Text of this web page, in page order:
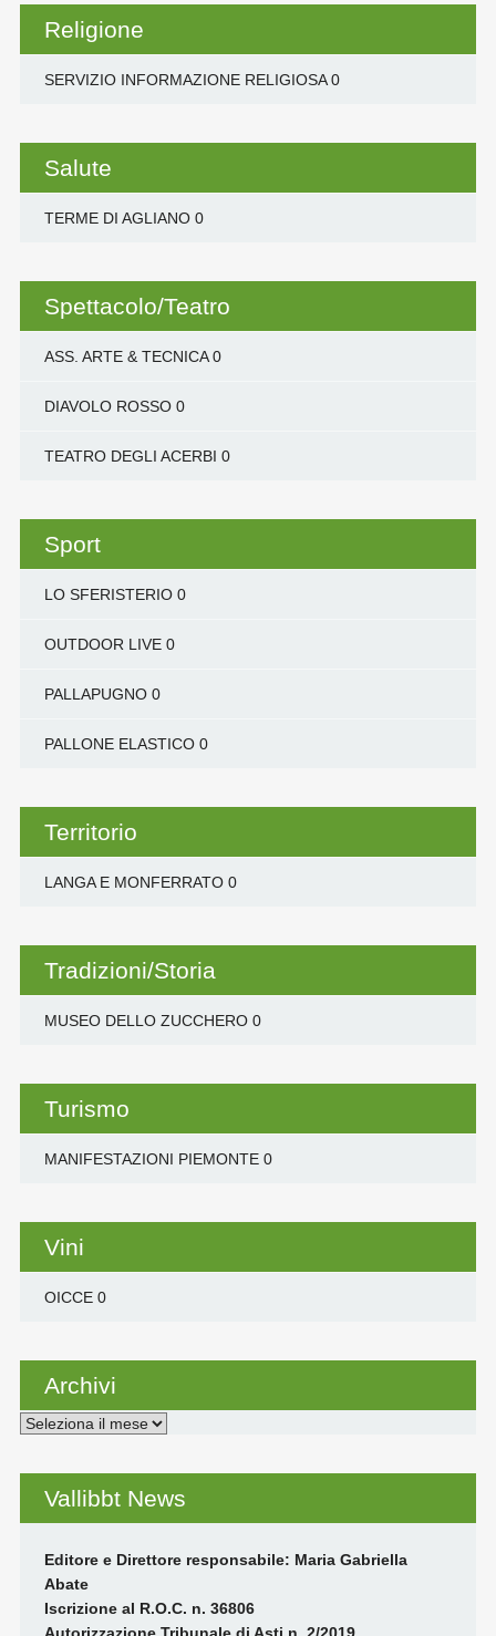
Religione
SERVIZIO INFORMAZIONE RELIGIOSA0
Salute
TERME DI AGLIANO0
Spettacolo/Teatro
ASS. ARTE & TECNICA0
DIAVOLO ROSSO0
TEATRO DEGLI ACERBI 0
Sport
LO SFERISTERIO0
OUTDOOR LIVE0
PALLAPUGNO0
PALLONE ELASTICO0
Territorio
LANGA E MONFERRATO0
Tradizioni/Storia
MUSEO DELLO ZUCCHERO0
Turismo
MANIFESTAZIONI PIEMONTE0
Vini
OICCE0
Archivi
Archivi
Vallibbt News
Editore e Direttore responsabile: Maria Gabriella
Abate
Iscrizione al R.O.C. n. 36806